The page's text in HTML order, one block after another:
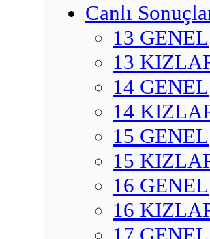
Canlı
13 GENEL
13
14 GENEL
14
15 GENEL
15
16 GENEL
16